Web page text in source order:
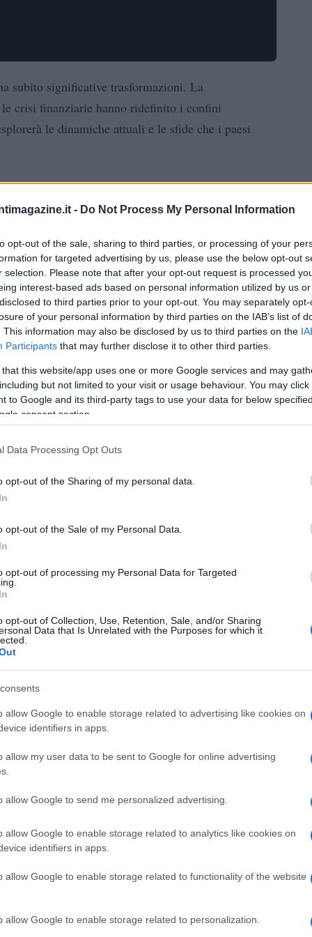
- Do Not Process My Personal Information
opt-out of the sale, sharing to third parties, or processing of your
for targeted advertising by us, please use the below opt-out
selection. Please note that after your opt-out request is processed
interest-based ads based on personal information utilized by us
to third parties prior to your opt-out. You may separately
of your personal information by third parties on the IAB’s list of
This information may also be disclosed by us to third parties on the
Participants that may further disclose it to other third parties.
that this website/app uses one or more Google services and may
but not limited to your visit or usage behaviour. You may
to Google and its third-party tags to use your data for below
consent section.
Data Processing Opt Outs
opt-out of the Sharing of my personal data.
opt-out of the Sale of my Personal Data.
opt-out of processing my Personal Data for Targeted
opt-out of Collection, Use, Retention, Sale, and/or Sharing
Data that Is Unrelated with the Purposes for which it
allow Google to enable storage related to advertising like cookies on
identifiers in apps.
allow my user data to be sent to Google for online advertising
allow Google to send me personalized advertising.
allow Google to enable storage related to analytics like cookies on
identifiers in apps.
allow Google to enable storage related to functionality of the website
allow Google to enable storage related to personalization.
subito significative trasformazioni. La
crisi finanziarie hanno ridefinito i confini
le dinamiche attuali e le sfide che i paesi
l’interconnessione tra le economie nazionali.
uno scambio crescente di beni, servizi e
sia opportunità che sfide. Da un lato, ha portato
molte nazioni emergenti; dall’altro, ha alimentato
l’accesso ai mercati internazionali, la
della competitività. Le aziende possono ora
di scala e diversificando i loro portafogli. Questo ha
Si è assistito a una crescente
delocalizzazione. La perdita di posti di lavoro in
sociali, contribuendo a un clima di incertezza
impatto